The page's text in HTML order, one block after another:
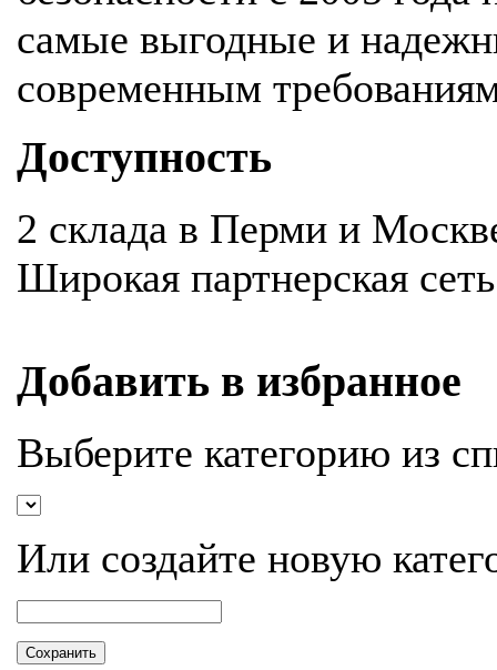
самые выгодные и
современным
Доступность
2 склада в Перми и
Широкая партнерская
Добавить в избранное
Выберите категорию из
Или создайте новую
Сохранить